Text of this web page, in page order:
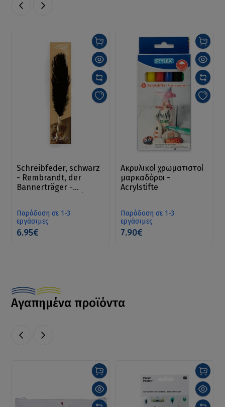
Schreibfeder, schwarz
- Rembrandt, der
Bannerträger -
Παράδοση σε 1-3
εργάσιμες
6.95€
Ακρυλικοί χρωματιστοί
μαρκαδόροι -
Acrylstifte
Παράδοση σε 1-3
εργάσιμες
7.90€
Αγαπημένα προϊόντα